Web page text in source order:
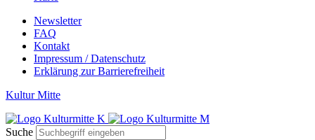
Newsletter
FAQ
Kontakt
Impressum / Datenschutz
Erklärung zur Barrierefreiheit
Kultur Mitte
Suche